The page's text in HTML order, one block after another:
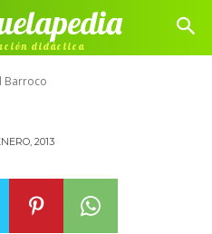
didáctica
Barroco
Barroco
2013